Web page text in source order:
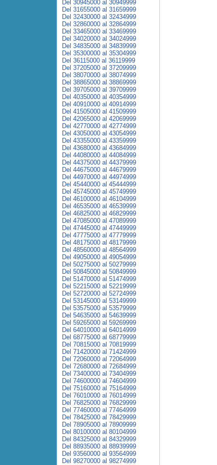
Del 30945000 al 30949999
Del 31655000 al 31659999
Del 32430000 al 32434999
Del 32860000 al 32864999
Del 33465000 al 33469999
Del 34020000 al 34024999
Del 34835000 al 34839999
Del 35300000 al 35304999
Del 36115000 al 36119999
Del 37205000 al 37209999
Del 38070000 al 38074999
Del 38865000 al 38869999
Del 39705000 al 39709999
Del 40350000 al 40354999
Del 40910000 al 40914999
Del 41505000 al 41509999
Del 42065000 al 42069999
Del 42770000 al 42774999
Del 43050000 al 43054999
Del 43355000 al 43359999
Del 43680000 al 43684999
Del 44080000 al 44084999
Del 44375000 al 44379999
Del 44675000 al 44679999
Del 44970000 al 44974999
Del 45440000 al 45444999
Del 45745000 al 45749999
Del 46100000 al 46104999
Del 46535000 al 46539999
Del 46825000 al 46829999
Del 47085000 al 47089999
Del 47445000 al 47449999
Del 47775000 al 47779999
Del 48175000 al 48179999
Del 48560000 al 48564999
Del 49050000 al 49054999
Del 50275000 al 50279999
Del 50845000 al 50849999
Del 51470000 al 51474999
Del 52215000 al 52219999
Del 52720000 al 52724999
Del 53145000 al 53149999
Del 53575000 al 53579999
Del 54635000 al 54639999
Del 59265000 al 59269999
Del 64010000 al 64014999
Del 68775000 al 68779999
Del 70815000 al 70819999
Del 71420000 al 71424999
Del 72060000 al 72064999
Del 72680000 al 72684999
Del 73400000 al 73404999
Del 74600000 al 74604999
Del 75160000 al 75164999
Del 76010000 al 76014999
Del 76825000 al 76829999
Del 77460000 al 77464999
Del 78425000 al 78429999
Del 78905000 al 78909999
Del 80100000 al 80104999
Del 84325000 al 84329999
Del 88935000 al 88939999
Del 93560000 al 93564999
Del 98270000 al 98274999